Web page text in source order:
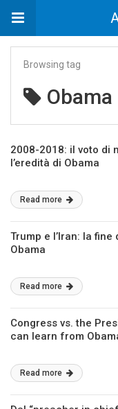
Browsing tag
Obama
2008-2018: il voto di
l’eredità di Obama
Read more
Trump e l’Iran: la
Obama
Read more
Congress vs. the
can learn from
Read more